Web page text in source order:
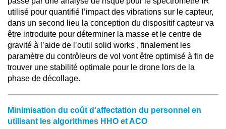
utilisé pour quantifié l’impact des vibrations sur le capteur,
dans un second lieu la conception du dispositif capteur va
être introduite pour déterminer la masse et le centre de
gravité à l’aide de l’outil solid works , finalement les
paramètre du contrôleurs de vol vont être optimisé à fin de
trouver une stabilité optimale pour le drone lors de la
phase de décollage.
Minimisation du coût d’affectation du personnel en
utilisant les algorithmes HHO et ACO